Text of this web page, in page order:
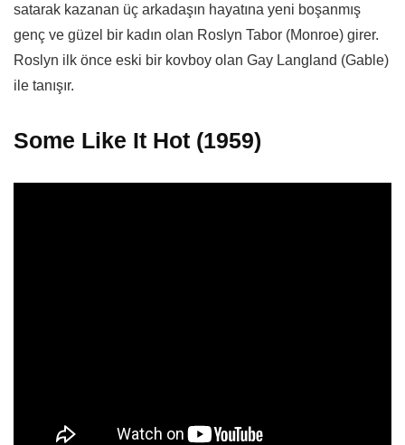
satarak kazanan üç arkadaşın hayatına yeni boşanmış
genç ve güzel bir kadın olan Roslyn Tabor (Monroe) girer.
Roslyn ilk önce eski bir kovboy olan Gay Langland (Gable)
ile tanışır.
Some Like It Hot (1959)